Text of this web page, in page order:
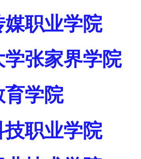
媒职业学院
学张家界学院
育学院
技职业学院